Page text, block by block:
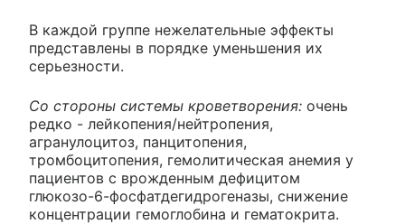
В каждой группе нежелательные эффекты
представлены в порядке уменьшения их
серьезности.
Со стороны системы кроветворения: очень
редко - лейкопения/нейтропения,
агранулоцитоз, панцитопения,
тромбоцитопения, гемолитическая анемия у
пациентов с врожденным дефицитом
глюкозо-6-фосфатдегидрогеназы, снижение
концентрации гемоглобина и гематокрита.